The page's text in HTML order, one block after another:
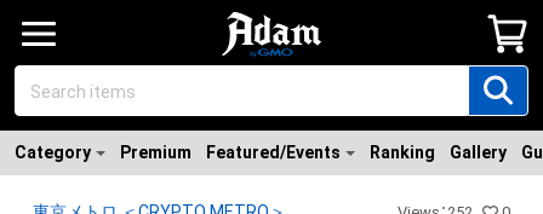
Category Premium Featured/Events Ranking Gallery